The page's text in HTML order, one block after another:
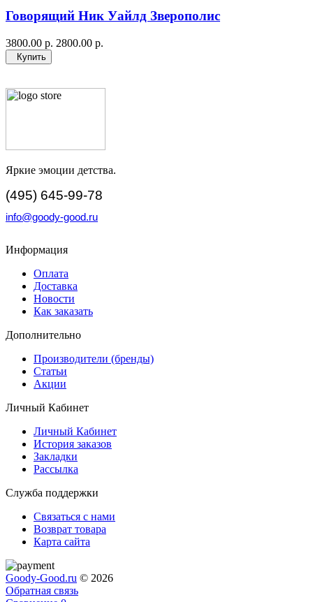
Говорящий Ник Уайлд Зверополис
3800.00 р. 2800.00 р.
Купить
Яркие эмоции детства.
(495) 645-99-78
info@goody-good.ru
Информация
Оплата
Доставка
Новости
Как заказать
Дополнительно
Производители (бренды)
Статьи
Акции
Личный Кабинет
Личный Кабинет
История заказов
Закладки
Рассылка
Служба поддержки
Связаться с нами
Возврат товара
Карта сайта
Goody-Good.ru © 2026
Обратная связь